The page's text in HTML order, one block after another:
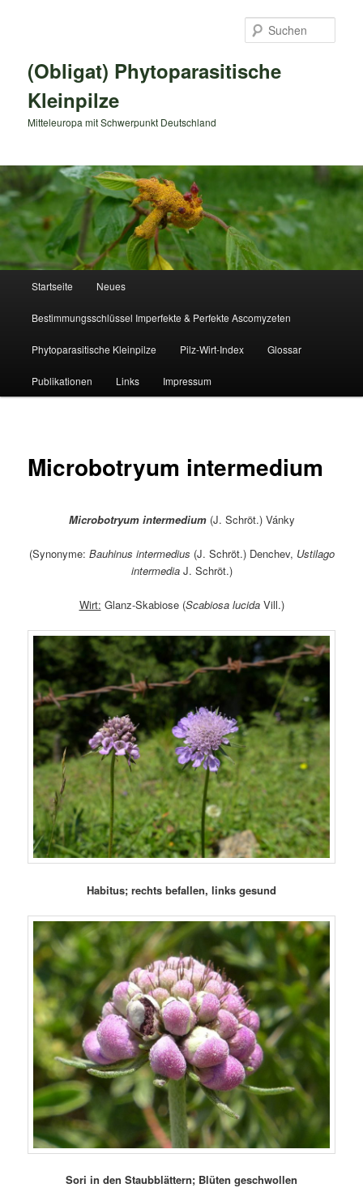
(Obligat) Phytoparasitische
Kleinpilze
Mitteleuropa mit Schwerpunkt Deutschland
Startseite Neues
Bestimmungsschlüssel Imperfekte & Perfekte Ascomyzeten
Phytoparasitische Kleinpilze Pilz-Wirt-Index Glossar
Publikationen Links Impressum
Microbotryum intermedium
Microbotryum intermedium (J. Schröt.) Vánky
(Synonyme: Bauhinus intermedius (J. Schröt.) Denchev, Ustilago
intermedia J. Schröt.)
Wirt: Glanz-Skabiose (Scabiosa lucidaVill.)
Habitus; rechts befallen, links gesund
Sori in den Staubblättern; Blüten geschwollen